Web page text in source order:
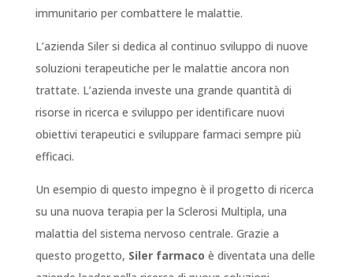
immunitario per combattere le malattie.
L’azienda Siler si dedica al continuo sviluppo di nuove
soluzioni terapeutiche per le malattie ancora non
trattate. L’azienda investe una grande quantità di
risorse in ricerca e sviluppo per identificare nuovi
obiettivi terapeutici e sviluppare farmaci sempre più
efficaci.
Un esempio di questo impegno è il progetto di ricerca
su una nuova terapia per la Sclerosi Multipla, una
malattia del sistema nervoso centrale. Grazie a
questo progetto, Siler farmaco è diventata una delle